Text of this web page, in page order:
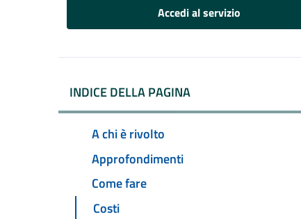
Accedi al servizio
INDICE DELLA PAGINA
A chi è rivolto
Approfondimenti
Come fare
Costi